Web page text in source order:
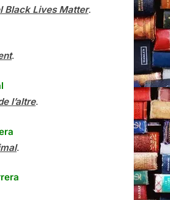
Black Lives Matter.
.
l’altre.
.